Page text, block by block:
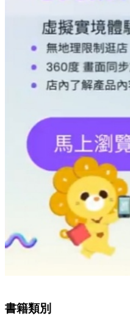
書籍類別